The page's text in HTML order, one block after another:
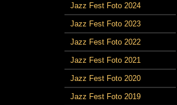
Jazz Fest Foto 2024
Jazz Fest Foto 2023
Jazz Fest Foto 2022
Jazz Fest Foto 2021
Jazz Fest Foto 2020
Jazz Fest Foto 2019